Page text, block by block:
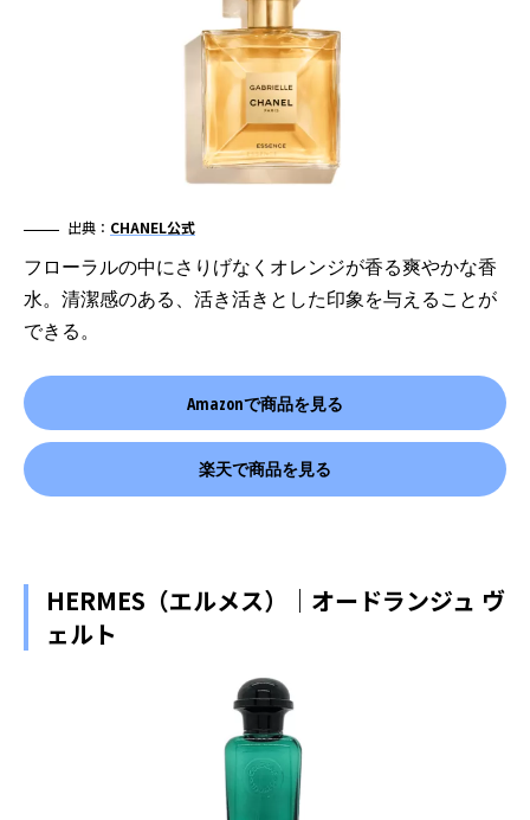
出典： CHANEL公式
フローラルの中にさりげなくオレンジが香る爽やかな香
水。清潔感のある、活き活きとした印象を与えることが
できる。
Amazonで商品を見る
楽天で商品を見る
HERMES（エルメス）｜オードランジュ ヴ
ェルト